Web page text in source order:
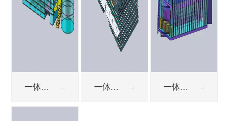
一体化生活污水处理 一体化污水处理设施 一体化集成废水处理系统